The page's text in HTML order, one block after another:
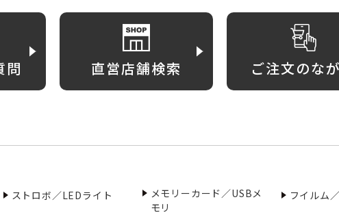
問 直営店舗検索 ご注文のな
ストロボ／LEDライト
メモリーカード／USBメ
モリ
フイルム